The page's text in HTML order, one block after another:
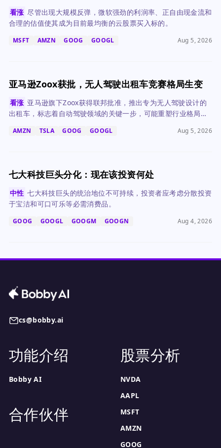
看涨 尽管出现大规模反弹，微软强劲的利润率、正自由现金流和
合理的估值使其成为目前最均衡的云股票买入标的。
MSFT AMZN GOOG GOOGL Aug 5, 2026
亚马逊Zoox获批，无人驾驶出租车竞赛格局生变
看涨 亚马逊旗下Zoox获得联邦批准，推出专为无人驾驶设计的
出租车，标志着自动驾驶领域的关键一步，可能重塑行业格局，
AMZN TSLA GOOG GOOGL Aug 5, 2026
七大科技巨头分化：现在该投资何处
中性 七大科技巨头的统治地位不可持续，投资者应考虑分散投资
于宝洁和可口可乐等必需消费品。
GOOG GOOGL GOOGM GOOGN Aug 4, 2026
cs@bobby.ai
功能介绍
Bobby AI
合作伙伴
股票分析
NVDA
AAPL
MSFT
AMZN
GOOG